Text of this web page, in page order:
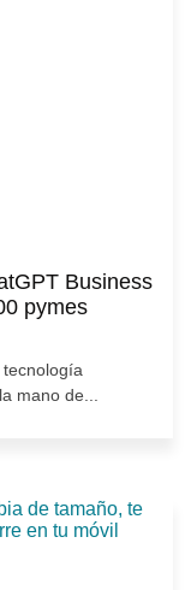
Business
pymes
mano de...